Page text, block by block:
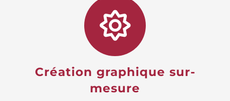
Création graphique sur-
mesure